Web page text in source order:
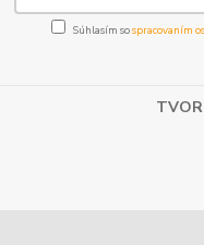
Súhlasím sospracovaním